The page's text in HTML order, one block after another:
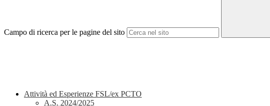
Campo di ricerca per le pagine del sito
Attività ed Esperienze FSL/ex PCTO
A.S. 2024/2025